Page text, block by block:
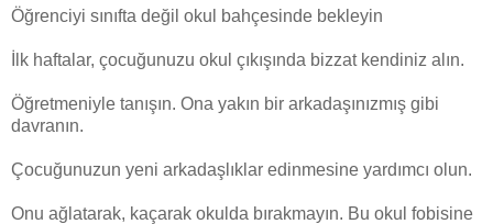
Öğrenciyi sınıfta değil okul bahçesinde bekleyin
İlk haftalar, çocuğunuzu okul çıkışında bizzat kendiniz alın.
Öğretmeniyle tanışın. Ona yakın bir arkadaşınızmış gibi
davranın.
Çocuğunuzun yeni arkadaşlıklar edinmesine yardımcı olun.
Onu ağlatarak, kaçarak okulda bırakmayın. Bu okul fobisine